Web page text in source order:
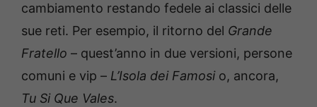
cambiamento restando fedele ai classici delle
sue reti. Per esempio, il ritorno del Grande
Fratello – quest’anno in due versioni, persone
comuni e vip – L’Isola dei Famosio, ancora,
Tu Si Que Vales.